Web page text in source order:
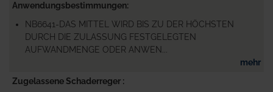
Anwendungsbestimmungen
NB6641-DAS MITTEL WIRD BIS ZU DER HÖCHSTEN
DURCH DIE ZULASSUNG FESTGELEGTEN
AUFWANDMENGE ODER ANWEN...
mehr
Zugelassene Schaderreger